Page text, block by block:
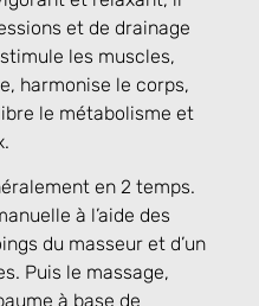
et de drainage
les muscles,
harmonise le corps,
le métabolisme et
en 2 temps.
à l’aide des
du masseur et d’un
Puis le massage,
à base de